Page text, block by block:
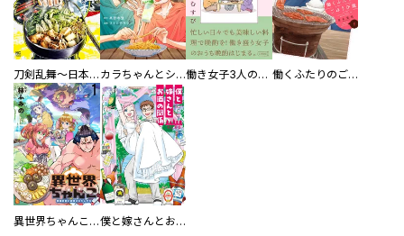
刀剣乱舞～日本号つれづれ酒～ カラちゃんとシトーさんと、 【分冊版】 働き女子3人のおうち晩酌 働くふたりのごほうび飯
異世界ちゃんこ～横綱目前に召喚されたんだが～ 【連載版】 僕と嫁さんとお酒の関係